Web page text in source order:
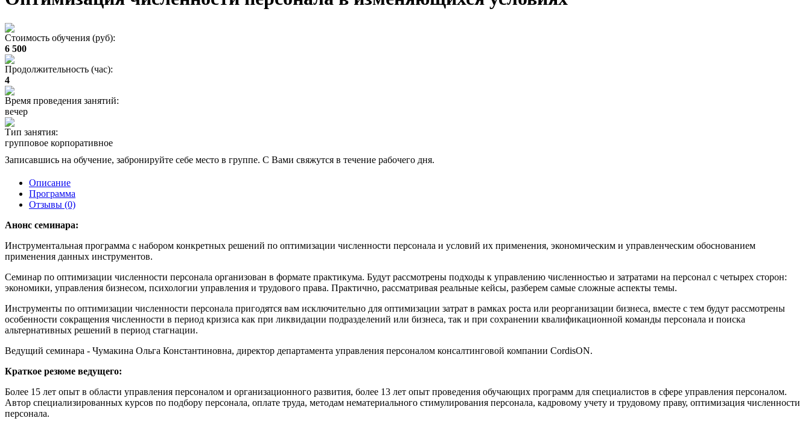
Стоимость обучения (руб):
6 500
Продолжительность (час):
4
Время проведения занятий:
вечер
Тип занятия:
групповое корпоративное
Записавшись на обучение, забронируйте себе место в группе. С Вами свяжутся в течение рабочего дня.
Описание
Программа
Отзывы (0)
Анонс семинара:
Инструментальная программа с набором конкретных решений по оптимизации численности персонала и условий их применения, экономическим и управленческим обоснованием
применения данных инструментов.
Семинар по оптимизации численности персонала организован в формате практикума. Будут рассмотрены подходы к управлению численностью и затратами на персонал с четырех сторон:
экономики, управления бизнесом, психологии управления и трудового права. Практично, рассматривая реальные кейсы, разберем самые сложные аспекты темы.
Инструменты по оптимизации численности персонала пригодятся вам исключительно для оптимизации затрат в рамках роста или реорганизации бизнеса, вместе с тем будут рассмотрены
особенности сокращения численности в период кризиса как при ликвидации подразделений или бизнеса, так и при сохранении квалификационной команды персонала и поиска
альтернативных решений в период стагнации.
Ведущий семинара - Чумакина Ольга Константиновна, директор департамента управления персоналом консалтинговой компании CordisON.
Краткое резюме ведущего:
Более 15 лет опыт в области управления персоналом и организационного развития, более 13 лет опыт проведения обучающих программ для специалистов в сфере управления персоналом.
Автор специализированных курсов по подбору персонала, оплате труда, методам нематериального стимулирования персонала, кадровому учету и трудовому праву, оптимизация численности
персонала.